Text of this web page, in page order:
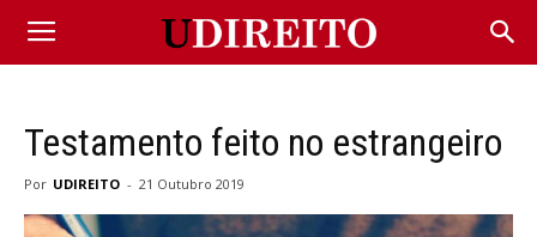
Testamento feito no estrangeiro
Por UDIREITO - 21 Outubro 2019